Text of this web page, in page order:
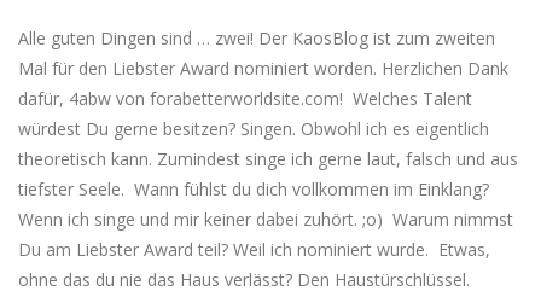
18
Alle guten Dingen sind … zwei! Der KaosBlog ist zum zweiten
Mal für den Liebster Award nominiert worden. Herzlichen Dank
dafür, 4abw von forabetterworldsite.com! ‎ Welches Talent
würdest Du gerne besitzen? Singen. Obwohl ich es eigentlich
theoretisch kann. Zumindest singe ich gerne laut, falsch und aus
tiefster Seele. ‏ Wann fühlst du dich vollkommen im Einklang?
Wenn ich singe und mir keiner dabei zuhört. ;o) ‏‏ Warum nimmst
Du am Liebster Award teil? Weil ich nominiert wurde. ‎ Etwas,
ohne das du nie das Haus verlässt? Den Haustürschlüssel. ‎